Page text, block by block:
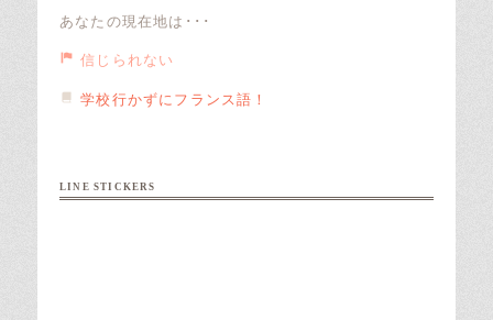
あなたの現在地は･･･
信じられない
学校行かずにフランス語！
LINE STICKERS